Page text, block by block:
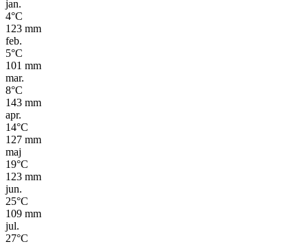
jan.
4°C
123 mm
feb.
5°C
101 mm
mar.
8°C
143 mm
apr.
14°C
127 mm
maj
19°C
123 mm
jun.
25°C
109 mm
jul.
27°C